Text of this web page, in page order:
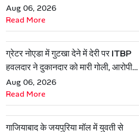
प्रोजेक्ट को मिली मंजूरी
Aug 06, 2026
Read More
ग्रेटर नोएडा में गुटखा देने में देरी पर ITBP
हवलदार ने दुकानदार को मारी गोली, आरोपी
गिरफ्तार
Aug 06, 2026
Read More
गाजियाबाद के जयपुरिया मॉल में युवती से